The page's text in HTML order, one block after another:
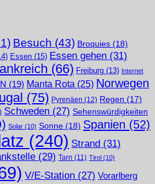
Besuch (43) Broquies (18)
Essen (15) Essen gehen (31)
(66) Freiburg (13) Internet
(19) Manta Rota (25) Norwegen
(75) Pyrenäen (12) Regen (17)
Schweden (27) Sehenswürdigkeiten
Solar (10) Sonne (18) Spanien (52)
(240) Strand (31)
(29) Tarn (11) Tirol (10)
V/E-Station (27) Vorarlberg